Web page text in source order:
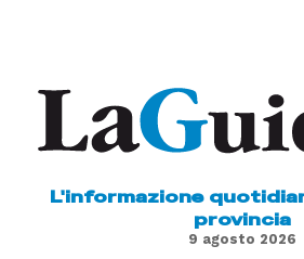
L'informazione
provincia
9 agosto 2026